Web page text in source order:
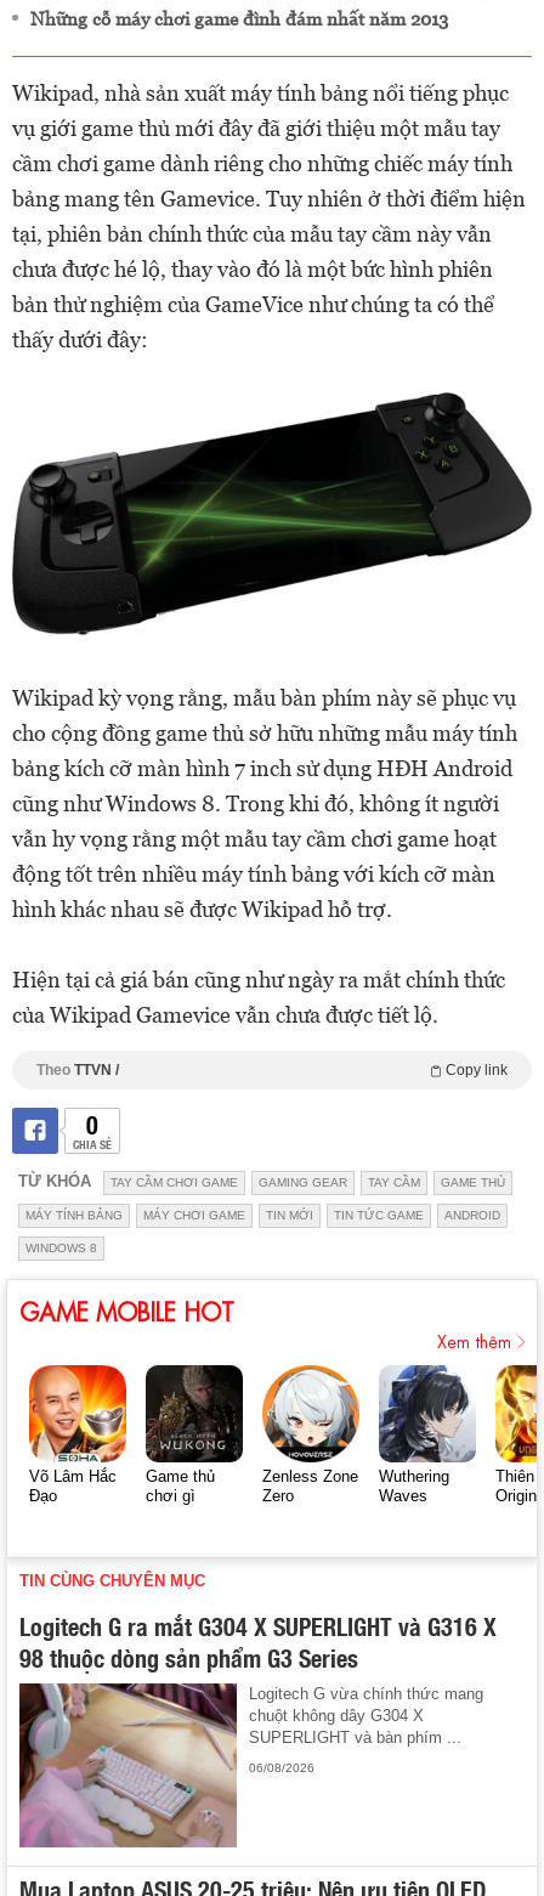
Những cỗ máy chơi game đình đám nhất năm 2013
Wikipad, nhà sản xuất máy tính bảng nổi tiếng phục
vụ giới game thủ mới đây đã giới thiệu một mẫu tay
cầm chơi game dành riêng cho những chiếc máy tính
bảng mang tên Gamevice. Tuy nhiên ở thời điểm hiện
tại, phiên bản chính thức của mẫu tay cầm này vẫn
chưa được hé lộ, thay vào đó là một bức hình phiên
bản thử nghiệm của GameVice như chúng ta có thể
thấy dưới đây:
Wikipad kỳ vọng rằng, mẫu bàn phím này sẽ phục vụ
cho cộng đồng game thủ sở hữu những mẫu máy tính
bảng kích cỡ màn hình 7 inch sử dụng HĐH Android
cũng như Windows 8. Trong khi đó, không ít người
vẫn hy vọng rằng một mẫu tay cầm chơi game hoạt
động tốt trên nhiều máy tính bảng với kích cỡ màn
hình khác nhau sẽ được Wikipad hỗ trợ.
Hiện tại cả giá bán cũng như ngày ra mắt chính thức
của Wikipad Gamevice vẫn chưa được tiết lộ.
Theo TTVN / Copy link
0
CHIA SẺ
TỪ KHÓA TAY CẦM CHƠI GAME GAMING GEAR TAY CẦM GAME THỦ
MÁY TÍNH BẢNG MÁY CHƠI GAME TIN MỚI TIN TỨC GAME ANDROID
WINDOWS 8
GAME MOBILE HOT
Xem thêm
Võ Lâm Hắc
Đạo
Game thủ
chơi gì
Zenless Zone
Zero
Wuthering
Waves
Thiên
Origin
TIN CÙNG CHUYÊN MỤC
Logitech G ra mắt G304 X SUPERLIGHT và G316 X
98 thuộc dòng sản phẩm G3 Series
Logitech G vừa chính thức mang
chuột không dây G304 X
SUPERLIGHT và bàn phím ...
06/08/2026
Mua Laptop ASUS 20-25 triệu: Nên ưu tiên OLED,